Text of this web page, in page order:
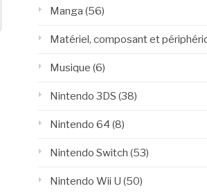
Manga (56)
Matériel, composant et
Musique (6)
Nintendo 3DS (38)
Nintendo 64 (8)
Nintendo Switch (53)
Nintendo Wii U (50)